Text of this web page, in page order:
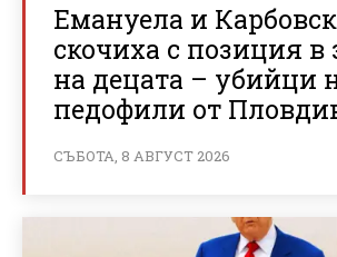
Емануела и
скочиха с позиция в
на децата – убийци
педофили от
СЪБОТА, 8 АВГУСТ 2026